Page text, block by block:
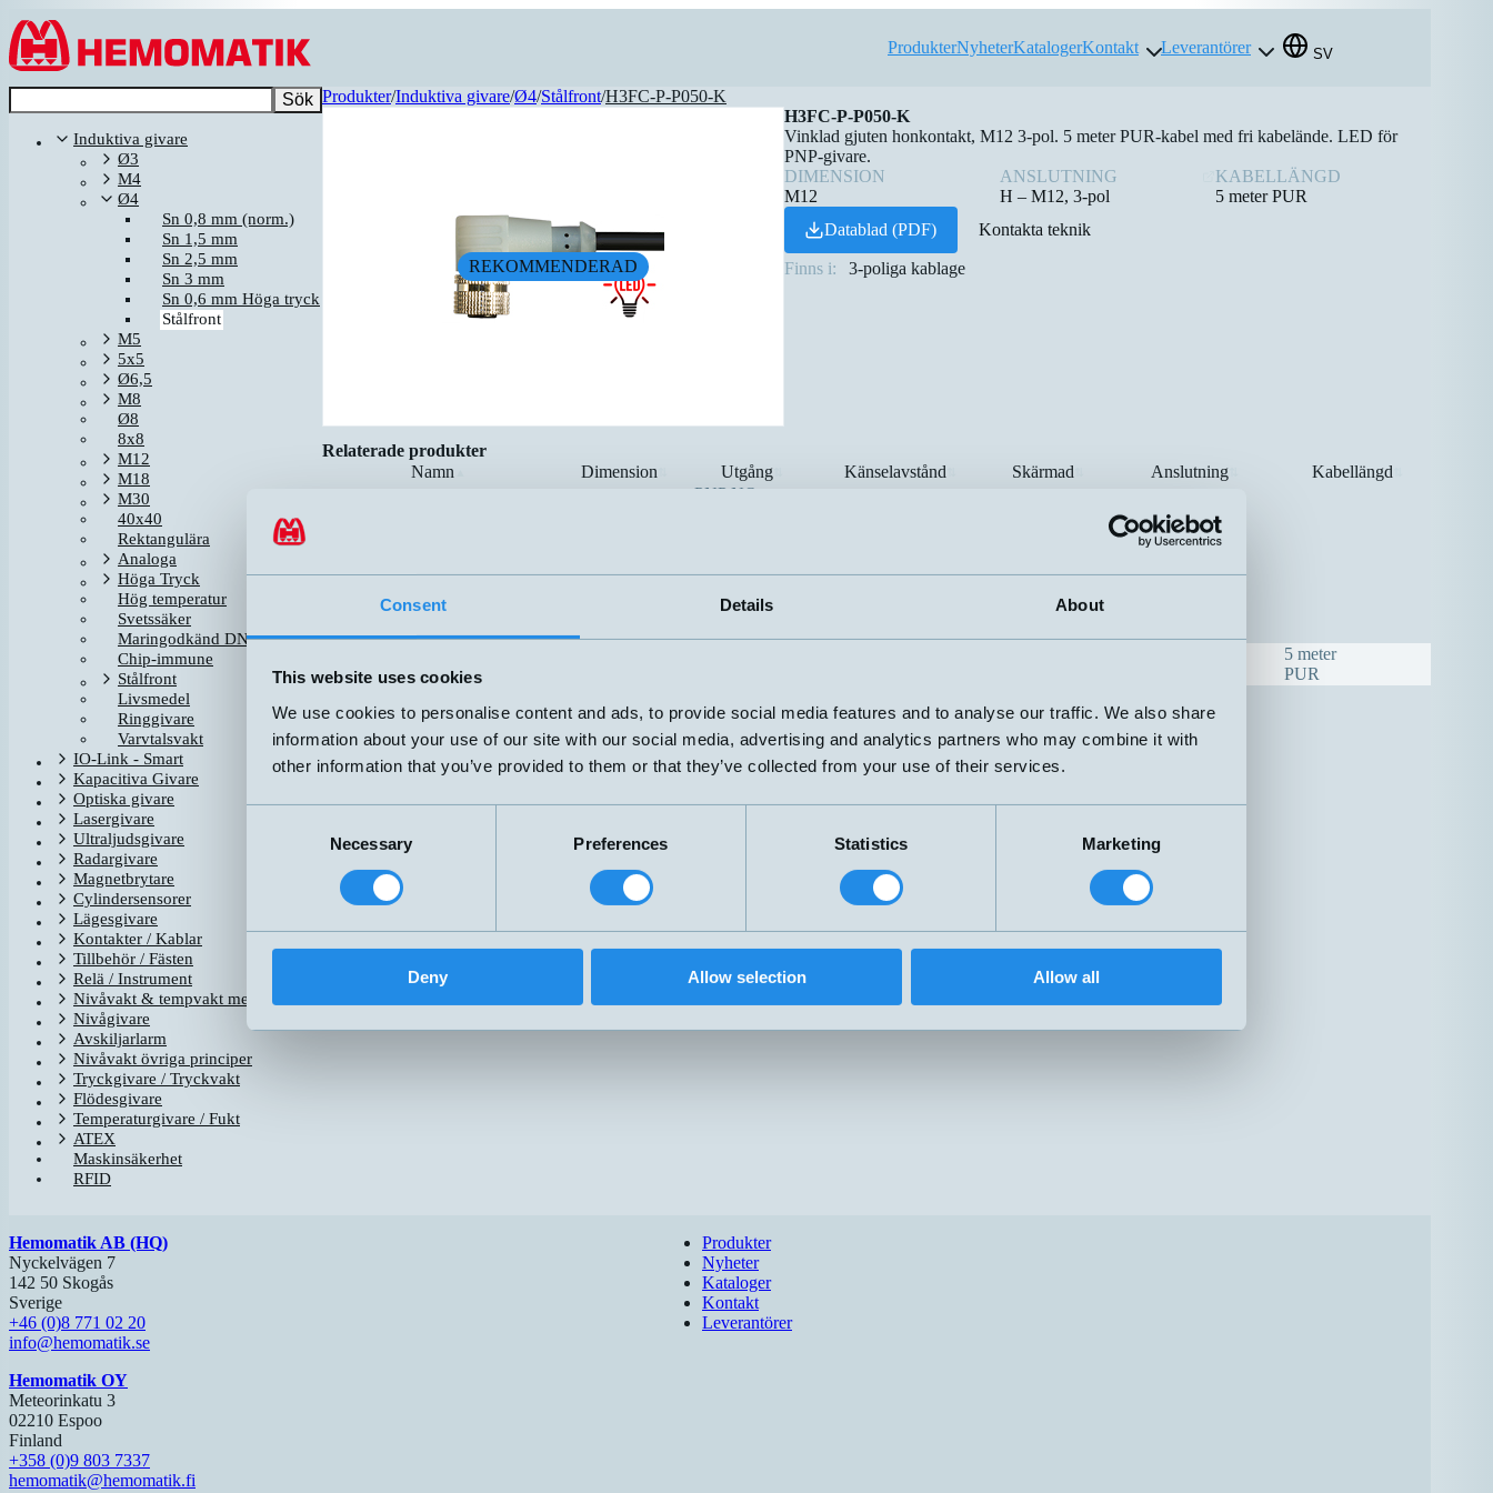
Consent Details About
This website uses cookies
We use cookies to personalise content and ads, to provide social media features and to analyse our traffic. We also share
information about your use of our site with our social media, advertising and analytics partners who may combine it with
other information that you’ve provided to them or that they’ve collected from your use of their services.
Necessary Preferences Statistics Marketing
Deny Allow selection Allow all
Hoppa till innehållet
ProdukterNyheterKatalogerKontakt Leverantörer SV
Sök
Induktiva givare
Ø3
M4
Ø4
Sn 0,8 mm (norm.)
Sn 1,5 mm
Sn 2,5 mm
Sn 3 mm
Sn 0,6 mm Höga tryck
Stålfront
M5
5x5
Ø6,5
M8
Ø8
8x8
M12
M18
M30
40x40
Rektangulära
Analoga
Höga Tryck
Hög temperatur
Svetssäker
Maringodkänd DNV-GL
Chip-immune
Stålfront
Livsmedel
Ringgivare
Varvtalsvakt
IO-Link - Smart
Kapacitiva Givare
Optiska givare
Lasergivare
Ultraljudsgivare
Radargivare
Magnetbrytare
Cylindersensorer
Lägesgivare
Kontakter / Kablar
Tillbehör / Fästen
Relä / Instrument
Nivåvakt & tempvakt med flottör
Nivågivare
Avskiljarlarm
Nivåvakt övriga principer
Tryckgivare / Tryckvakt
Flödesgivare
Temperaturgivare / Fukt
ATEX
Maskinsäkerhet
RFID
Produkter/Induktiva givare/Ø4/Stålfront/H3FC-P-P050-K
REKOMMENDERAD
H3FC-P-P050-K
Vinklad gjuten honkontakt, M12 3-pol. 5 meter PUR-kabel med fri kabelände. LED för
PNP-givare.
DIMENSION
M12
ANSLUTNING
H – M12, 3-pol
KABELLÄNGD
5 meter PUR
Datablad (PDF)
Kontakta teknik
Finns i: 3-poliga kablage
Relaterade produkter
Namn
Dimension Utgång⇅ Känselavstånd Skärmad Anslutning Kabellängd
PNP NO
A – Rak kabel
DW-AV-713-04-276
PNP NO
5 meter
PUR
Hemomatik AB (HQ)
Nyckelvägen 7
142 50 Skogås
Sverige
+46 (0)8 771 02 20
info@hemomatik.se
Hemomatik OY
Meteorinkatu 3
02210 Espoo
Finland
+358 (0)9 803 7337
hemomatik@hemomatik.fi
Produkter
Nyheter
Kataloger
Kontakt
Leverantörer